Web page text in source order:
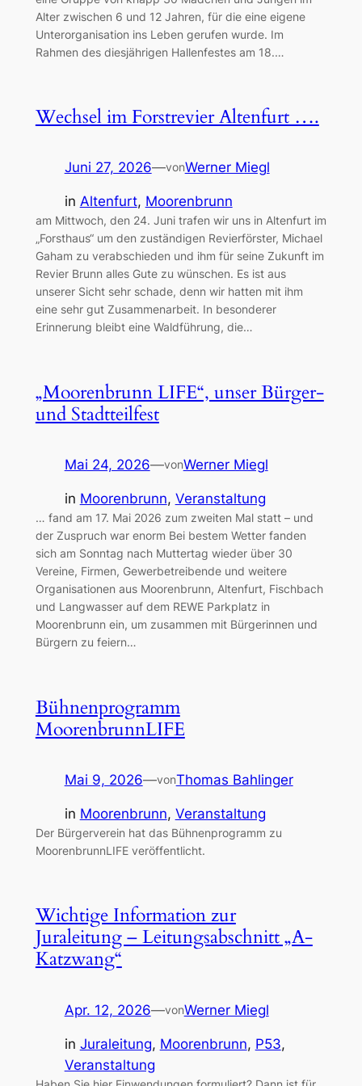
Alter zwischen 6 und 12 Jahren, für die eine eigene
Unterorganisation ins Leben gerufen wurde. Im
Rahmen des diesjährigen Hallenfestes am 18.…
Wechsel im Forstrevier Altenfurt ….
Juni 27, 2026—vonWerner Miegl
in Altenfurt, Moorenbrunn
am Mittwoch, den 24. Juni trafen wir uns in Altenfurt im
„Forsthaus“ um den zuständigen Revierförster, Michael
Gaham zu verabschieden und ihm für seine Zukunft im
Revier Brunn alles Gute zu wünschen. Es ist aus
unserer Sicht sehr schade, denn wir hatten mit ihm
eine sehr gut Zusammenarbeit. In besonderer
Erinnerung bleibt eine Waldführung, die…
„Moorenbrunn LIFE“, unser Bürger-
und Stadtteilfest
Mai 24, 2026—vonWerner Miegl
in Moorenbrunn, Veranstaltung
… fand am 17. Mai 2026 zum zweiten Mal statt – und
der Zuspruch war enorm Bei bestem Wetter fanden
sich am Sonntag nach Muttertag wieder über 30
Vereine, Firmen, Gewerbetreibende und weitere
Organisationen aus Moorenbrunn, Altenfurt, Fischbach
und Langwasser auf dem REWE Parkplatz in
Moorenbrunn ein, um zusammen mit Bürgerinnen und
Bürgern zu feiern…
Bühnenprogramm
MoorenbrunnLIFE
Mai 9, 2026—vonThomas Bahlinger
in Moorenbrunn, Veranstaltung
Der Bürgerverein hat das Bühnenprogramm zu
MoorenbrunnLIFE veröffentlicht.
Wichtige Information zur
Juraleitung – Leitungsabschnitt „A-
Katzwang“
Apr. 12, 2026—vonWerner Miegl
in Juraleitung, Moorenbrunn, P53
Veranstaltung